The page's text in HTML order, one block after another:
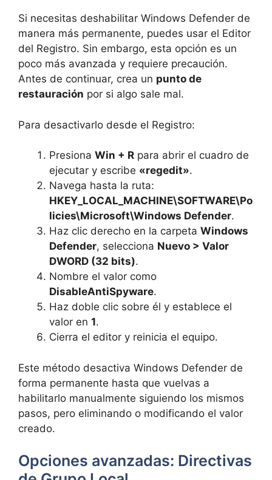
Si necesitas deshabilitar Windows Defender de
manera más permanente, puedes usar el Editor
del Registro. Sin embargo, esta opción es un
poco más avanzada y requiere precaución.
Antes de continuar, crea un punto de
restauración por si algo sale mal.
Para desactivarlo desde el Registro:
Presiona Win + R para abrir el cuadro de
ejecutar y escribe «regedit».
Navega hasta la ruta:
HKEY_LOCAL_MACHINE\SOFTWARE\Po
licies\Microsoft\Windows Defender.
Haz clic derecho en la carpeta Windows
Defender, selecciona Nuevo > Valor
DWORD (32 bits).
Nombre el valor como
DisableAntiSpyware.
Haz doble clic sobre él y establece el
valor en 1.
Cierra el editor y reinicia el equipo.
Este método desactiva Windows Defender de
forma permanente hasta que vuelvas a
habilitarlo manualmente siguiendo los mismos
pasos, pero eliminando o modificando el valor
creado.
Opciones avanzadas: Directivas